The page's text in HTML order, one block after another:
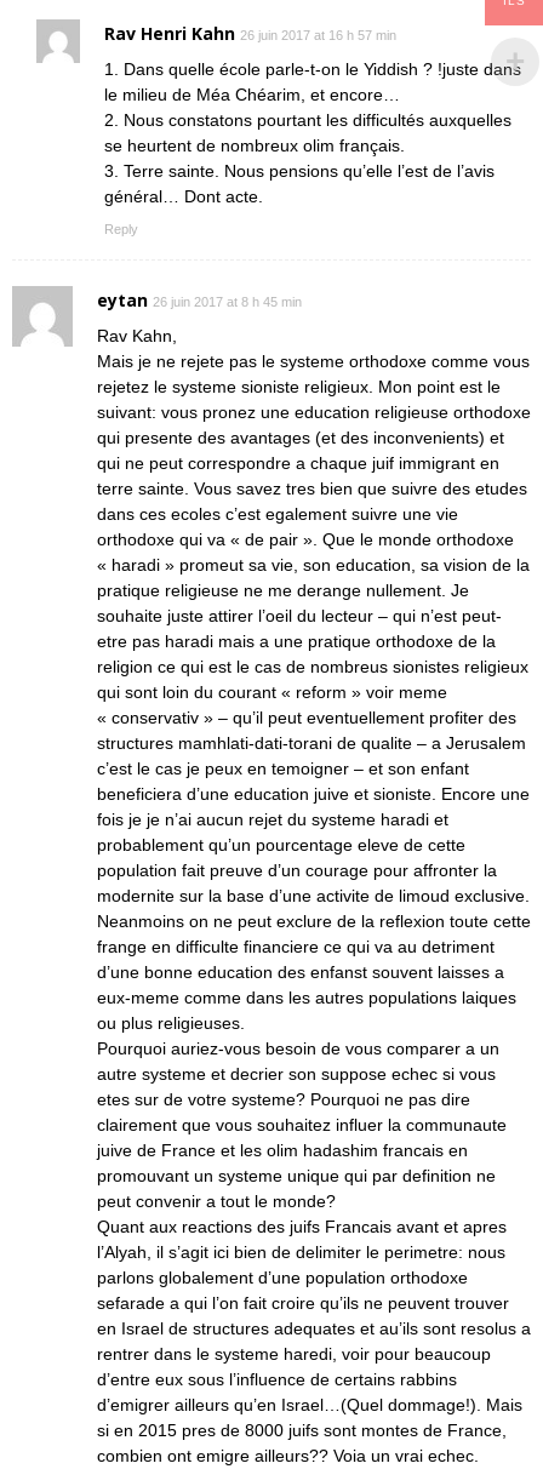
Rav Henri Kahn 26 juin 2017 at 16 h 57 min
1. Dans quelle école parle-t-on le Yiddish ? !juste dans
le milieu de Méa Chéarim, et encore…
2. Nous constatons pourtant les difficultés auxquelles
se heurtent de nombreux olim français.
3. Terre sainte. Nous pensions qu’elle l’est de l’avis
général… Dont acte.
Reply
eytan 26 juin 2017 at 8 h 45 min
Rav Kahn,
Mais je ne rejete pas le systeme orthodoxe comme vous
rejetez le systeme sioniste religieux. Mon point est le
suivant: vous pronez une education religieuse orthodoxe
qui presente des avantages (et des inconvenients) et
qui ne peut correspondre a chaque juif immigrant en
terre sainte. Vous savez tres bien que suivre des etudes
dans ces ecoles c’est egalement suivre une vie
orthodoxe qui va « de pair ». Que le monde orthodoxe
« haradi » promeut sa vie, son education, sa vision de la
pratique religieuse ne me derange nullement. Je
souhaite juste attirer l’oeil du lecteur – qui n’est peut-
etre pas haradi mais a une pratique orthodoxe de la
religion ce qui est le cas de nombreus sionistes religieux
qui sont loin du courant « reform » voir meme
« conservativ » – qu’il peut eventuellement profiter des
structures mamhlati-dati-torani de qualite – a Jerusalem
c’est le cas je peux en temoigner – et son enfant
beneficiera d’une education juive et sioniste. Encore une
fois je je n’ai aucun rejet du systeme haradi et
probablement qu’un pourcentage eleve de cette
population fait preuve d’un courage pour affronter la
modernite sur la base d’une activite de limoud exclusive.
Neanmoins on ne peut exclure de la reflexion toute cette
frange en difficulte financiere ce qui va au detriment
d’une bonne education des enfanst souvent laisses a
eux-meme comme dans les autres populations laiques
ou plus religieuses.
Pourquoi auriez-vous besoin de vous comparer a un
autre systeme et decrier son suppose echec si vous
etes sur de votre systeme? Pourquoi ne pas dire
clairement que vous souhaitez influer la communaute
juive de France et les olim hadashim francais en
promouvant un systeme unique qui par definition ne
peut convenir a tout le monde?
Quant aux reactions des juifs Francais avant et apres
l’Alyah, il s’agit ici bien de delimiter le perimetre: nous
parlons globalement d’une population orthodoxe
sefarade a qui l’on fait croire qu’ils ne peuvent trouver
en Israel de structures adequates et au’ils sont resolus a
rentrer dans le systeme haredi, voir pour beaucoup
d’entre eux sous l’influence de certains rabbins
d’emigrer ailleurs qu’en Israel…(Quel dommage!). Mais
si en 2015 pres de 8000 juifs sont montes de France,
combien ont emigre ailleurs?? Voia un vrai echec.